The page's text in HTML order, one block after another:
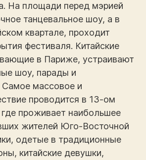
На площади перед мэрией
танцевальное шоу, а в
квартале, проходит
фестиваля. Китайские
в Париже, устраивают
шоу, парады и
Самое массовое и
проводится в 13-ом
проживает наибольшее
жителей Юго-Восточной
одетые в традиционные
китайские девушки,